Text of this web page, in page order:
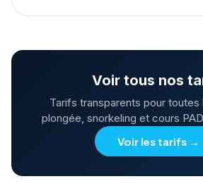
Voir tous nos
Tarifs transparents pour
plongée, snorkeling et cours
Voir les tarifs →